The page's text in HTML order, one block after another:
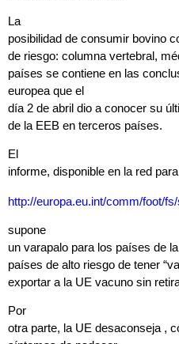
La
posibilidad de consumir bovino
de riesgo: columna vertebral,
países se contiene en las
europea que el
día 2 de abril dio a conocer su
de la EEB en terceros países.
El
informe, disponible en la red
http://europa.eu.int/comm/foot/
supone
un varapalo para los países de
países de alto riesgo de tener
exportar a la UE vacuno sin
Por
otra parte, la UE desaconseja ,